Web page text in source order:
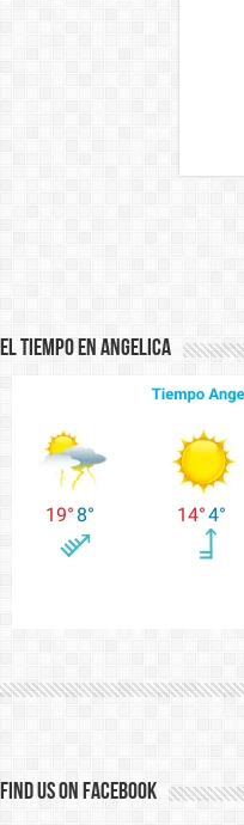
El Tiempo en Angelica
Find us on Facebook